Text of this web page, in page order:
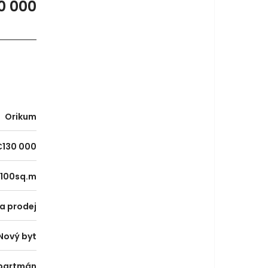
000
Orikum
000
100sq.m
prodej
byt